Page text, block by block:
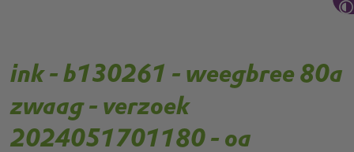
ink - b130261 - weegbree 80a
zwaag - verzoek
2024051701180 - oa